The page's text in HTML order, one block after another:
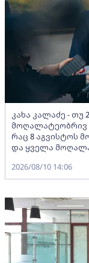
კახა კალაძე - თუ
მოღალატეობრივ
რაც 8 აგვისტოს
და ყველა
2026/08/10 14:06